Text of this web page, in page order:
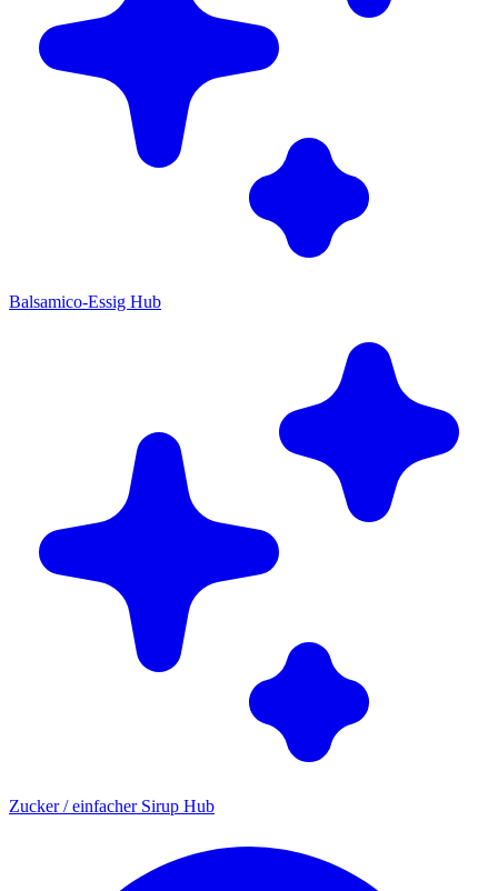
Balsamico-Essig Hub
Zucker / einfacher Sirup Hub